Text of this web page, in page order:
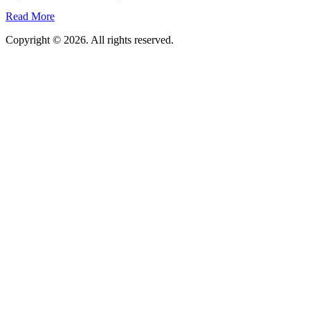
Read More
Copyright © 2026. All rights reserved.